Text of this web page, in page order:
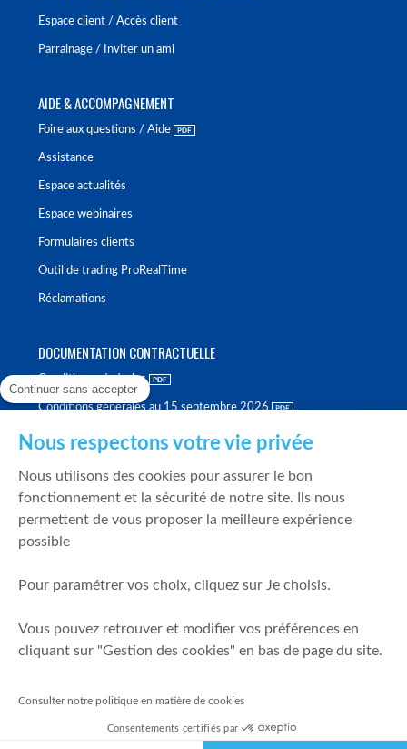
Espace client / Accès client
Parrainage / Inviter un ami
AIDE & ACCOMPAGNEMENT
Foire aux questions / Aide
Assistance
Espace actualités
Espace webinaires
Formulaires clients
Outil de trading ProRealTime
Réclamations
DOCUMENTATION CONTRACTUELLE
Conditions générales
Conditions générales au 15 septembre 2026
Politique de meilleure sélection
Politique de durabilité
Fonds de garantie des dépôts et de résolution
Mentions légales
Prévention de la fraude
Politique de gestion des conflits d'intérêts
Continuer sans accepter
Nous respectons votre vie privée
Nous utilisons des cookies pour assurer le bon
fonctionnement et la sécurité de notre site. Ils nous
permettent de vous proposer la meilleure expérience
possible
Pour paramétrer vos choix, cliquez sur Je choisis.
Vous pouvez retrouver et modifier vos préférences en
cliquant sur "Gestion des cookies" en bas de page du site.
Consulter notre politique en matière de cookies
Consentements certifiés par